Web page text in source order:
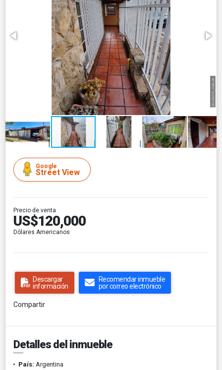
Google
Street View
Precio de venta
US$120,000
Dólares Americanos
Descargar
información
Recomendar inmueble
por correo electrónico
Compartir
Detalles del inmueble
País: Argentina